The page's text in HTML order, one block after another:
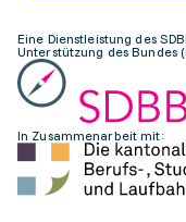
Eine Dienstleistung des
Unterstützung des Bundes
In Zusammenarbeit mit: